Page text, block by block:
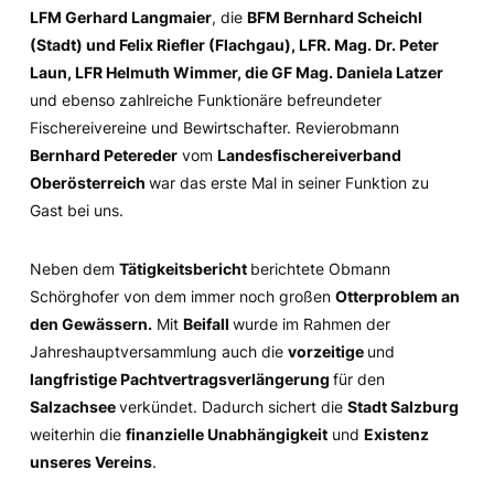
LFM Gerhard Langmaier, die BFM Bernhard Scheichl
(Stadt) und Felix Riefler (Flachgau), LFR. Mag. Dr. Peter
Laun, LFR Helmuth Wimmer, die GF Mag. Daniela Latzer
und ebenso zahlreiche Funktionäre befreundeter
Fischereivereine und Bewirtschafter. Revierobmann
Bernhard Peteredervom Landesfischereiverband
Oberösterreich war das erste Mal in seiner Funktion zu
Gast bei uns.
Neben dem Tätigkeitsbericht berichtete Obmann
Schörghofer von dem immer noch großen Otterproblem an
den Gewässern.Mit Beifall wurde im Rahmen der
Jahreshauptversammlung auch die vorzeitige und
langfristige Pachtvertragsverlängerung für den
Salzachseeverkündet. Dadurch sichert die Stadt Salzburg
weiterhin die finanzielle Unabhängigkeitund Existenz
unseres Vereins.